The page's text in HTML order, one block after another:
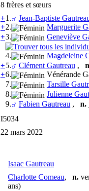
8 frères et sœurs
+1. Jean-Baptiste
+2. Marguerite
+3. Geneviève
4.
Magdeleine
+5. Clément Gautreau ,
+6. Vénérande
7.
Tarsille
8.
Julienne
9.
Fabien Gautreau , n.
I5034
22 mars 2022
Isaac Gautreau
Charlotte Comeau, n.
ans)